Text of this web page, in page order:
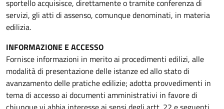
sportello acquisisce, direttamente o tramite conferenza di
servizi, gli atti di assenso, comunque denominati, in materia
edilizia.
INFORMAZIONE E ACCESSO
Fornisce informazioni in merito ai procedimenti edilizi, alle
modalità di presentazione delle istanze ed allo stato di
avanzamento delle pratiche edilizie; adotta provvedimenti in
tema di accesso ai documenti amministrativi in favore di